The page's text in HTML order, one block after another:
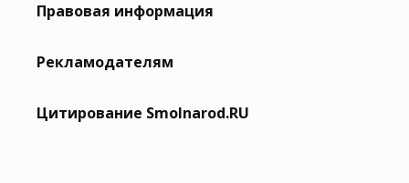
Правовая информация
Рекламодателям
Цитирование Smolnarod.RU